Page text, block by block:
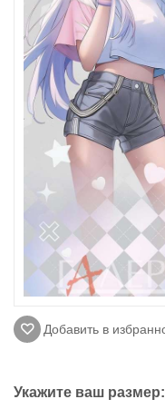
Добавить в
Укажите ваш размер: